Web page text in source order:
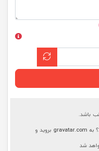
باشد.
به gravatar.com بروید و
شد